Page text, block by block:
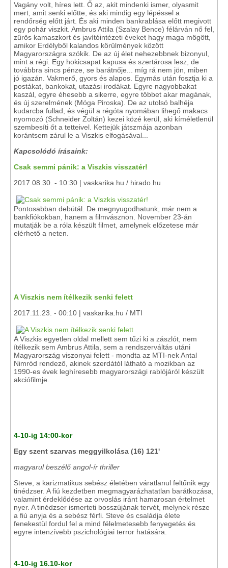
Vagány volt, híres lett. Ő az, akit mindenki ismer, olyasmit
mert, amit senki előtte, és aki mindig egy lépéssel a
rendőrség előtt járt. És aki minden bankrablása előtt megivott
egy pohár viszkit. Ambrus Attila (Szalay Bence) félárván nő fel,
zűrös kamaszkort és javítóintézeti éveket hagy maga mögött,
amikor Erdélyből kalandos körülmények között
Magyarországra szökik. De az új élet nehezebbnek bizonyul,
mint a régi. Egy hokicsapat kapusa és szertárosa lesz, de
továbbra sincs pénze, se barátnője... míg rá nem jön, miben
jó igazán. Vakmerő, gyors és alapos. Egymás után fosztja ki a
postákat, bankokat, utazási irodákat. Egyre nagyobbakat
kaszál, egyre éhesebb a sikerre, egyre többet akar magának,
és új szerelmének (Móga Piroska). De az utolsó balhéja
kudarcba fullad, és végül a régóta nyomában lihegő makacs
nyomozó (Schneider Zoltán) kezei közé kerül, aki kíméletlenül
szembesíti őt a tetteivel. Kettejük játszmája azonban
korántsem zárul le a Viszkis elfogásával...
Kapcsolódó írásaink:
Csak semmi pánik: a Viszkis visszatér!
2017.08.30. - 10:30 | vaskarika.hu / hirado.hu
Pontosabban debütál. De megnyugodhatunk, már nem a
bankfiókokban, hanem a filmvásznon. November 23-án
mutatják be a róla készült filmet, amelynek előzetese már
elérhető a neten.
A Viszkis nem ítélkezik senki felett
2017.11.23. - 00:10 | vaskarika.hu / MTI
A Viszkis egyetlen oldal mellett sem tűzi ki a zászlót, nem
ítélkezik sem Ambrus Attila, sem a rendszerváltás utáni
Magyarország viszonyai felett - mondta az MTI-nek Antal
Nimród rendező, akinek szerdától látható a mozikban az
1990-es évek leghíresebb magyarországi rablójáról készült
akciófilmje.
4-10-ig 14:00-kor
Egy szent szarvas meggyilkolása (16) 121'
magyarul beszélő angol-ír thriller
Steve, a karizmatikus sebész életében váratlanul feltűnik egy
tinédzser. A fiú kezdetben megmagyarázhatatlan barátkozása,
valamint érdeklődése az orvoslás iránt hamarosan értelmet
nyer. A tinédzser ismerteti bosszújának tervét, melynek része
a fiú anyja és a sebész férfi. Steve és családja élete
fenekestül fordul fel a mind félelmetesebb fenyegetés és
egyre intenzívebb pszichológiai terror hatására.
4-10-ig 16.10-kor